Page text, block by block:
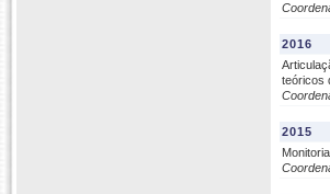
2016
teóricos
2015